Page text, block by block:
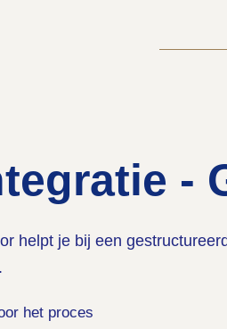
-
helpt je bij een
het proces